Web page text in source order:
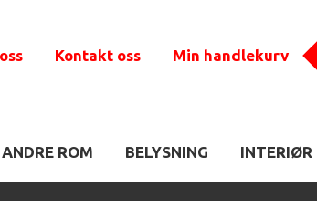
Kontakt oss Min handlekurv
ANDRE ROM BELYSNING INTERIØR